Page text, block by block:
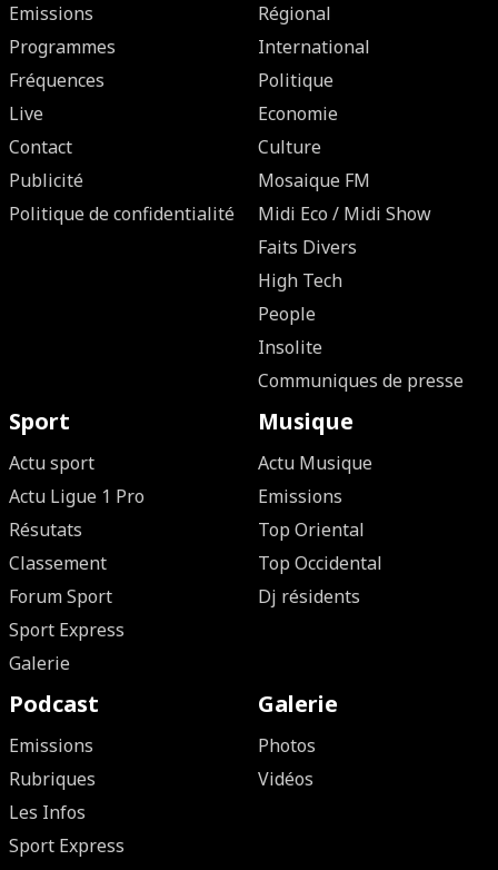
Emissions
Programmes
Fréquences
Live
Contact
Publicité
Politique de confidentialité
Régional
International
Politique
Economie
Culture
Mosaique FM
Midi Eco / Midi Show
Faits Divers
High Tech
People
Insolite
Communiques de presse
Sport
Actu sport
Actu Ligue 1 Pro
Résutats
Classement
Forum Sport
Sport Express
Galerie
Musique
Actu Musique
Emissions
Top Oriental
Top Occidental
Dj résidents
Podcast
Emissions
Rubriques
Les Infos
Sport Express
Galerie
Photos
Vidéos